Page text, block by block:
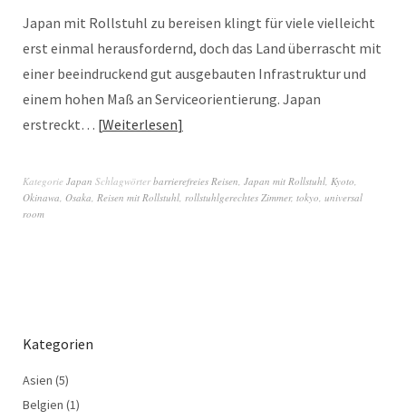
Japan mit Rollstuhl zu bereisen klingt für viele vielleicht
erst einmal herausfordernd, doch das Land überrascht mit
einer beeindruckend gut ausgebauten Infrastruktur und
einem hohen Maß an Serviceorientierung. Japan
erstreckt… Weiterlesen
Kategorie Japan Schlagwörterbarrierefreies Reisen, Japan mit Rollstuhl, Kyoto,
Okinawa, Osaka, Reisen mit Rollstuhl, rollstuhlgerechtes Zimmer, tokyo, universal
room
Kategorien
Asien (5)
Belgien (1)